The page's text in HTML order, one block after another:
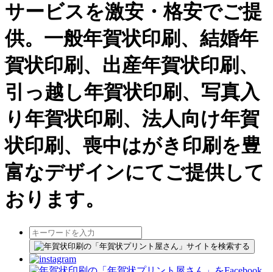
サービスを激安・格安でご提
供。一般年賀状印刷、結婚年
賀状印刷、出産年賀状印刷、
引っ越し年賀状印刷、写真入
り年賀状印刷、法人向け年賀
状印刷、喪中はがき印刷を豊
富なデザインにてご提供して
おります。